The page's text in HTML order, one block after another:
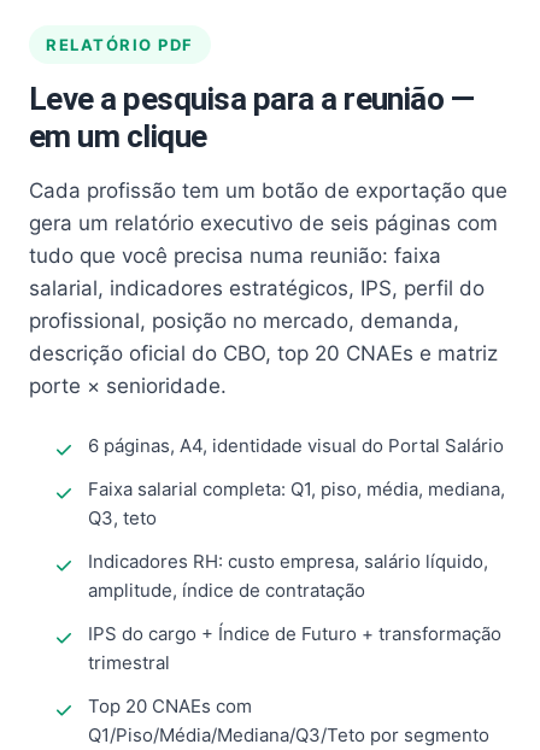
RELATÓRIO PDF
Leve a pesquisa para a reunião —
em um clique
Cada profissão tem um botão de exportação que
gera um relatório executivo de seis páginas com
tudo que você precisa numa reunião: faixa
salarial, indicadores estratégicos, IPS, perfil do
profissional, posição no mercado, demanda,
descrição oficial do CBO, top 20 CNAEs e matriz
porte × senioridade.
6 páginas, A4, identidade visual do Portal Salário
Faixa salarial completa: Q1, piso, média, mediana,
Q3, teto
Indicadores RH: custo empresa, salário líquido,
amplitude, índice de contratação
IPS do cargo + Índice de Futuro + transformação
trimestral
Top 20 CNAEs com
Q1/Piso/Média/Mediana/Q3/Teto por segmento